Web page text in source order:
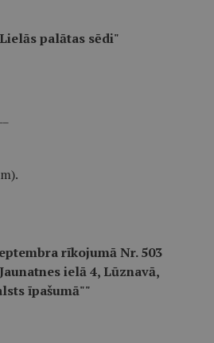
palātas sēdi"
rīkojumā Nr. 503
ielā 4, Lūznavā,
īpašumā""